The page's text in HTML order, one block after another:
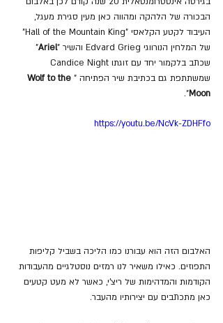
הבכורה של הלהקה ומהווה כאן מעין סגירת מעגל,
העיבוד לקטע הקלאסי "Hall of the Mountain King"
של המלחין הנורווגי Edvard Grieg והשיר "
Ariel
"
שמשתתפת גם בכתיבת שיר הפתיחה " Wolf to the
Moon
".
https://youtu.be/NcVk-ZDHFfo
האלבום הזה הוא עבורנו כמו הליכה בשביל קליפות
התפוזים. כאילו משאיר לנו רמזים נוסטלגיים מהעבודות
הקודמות והמדהימות של ריצ'י, כאשר לא מעט קטעים
כאן מתכתבים עם יצירותיו מהעבר.